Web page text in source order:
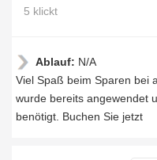
5 klickt
Ablauf: N/A
Viel Spaß beim Sparen bei
wurde bereits angewendet
benötigt. Buchen Sie jetzt